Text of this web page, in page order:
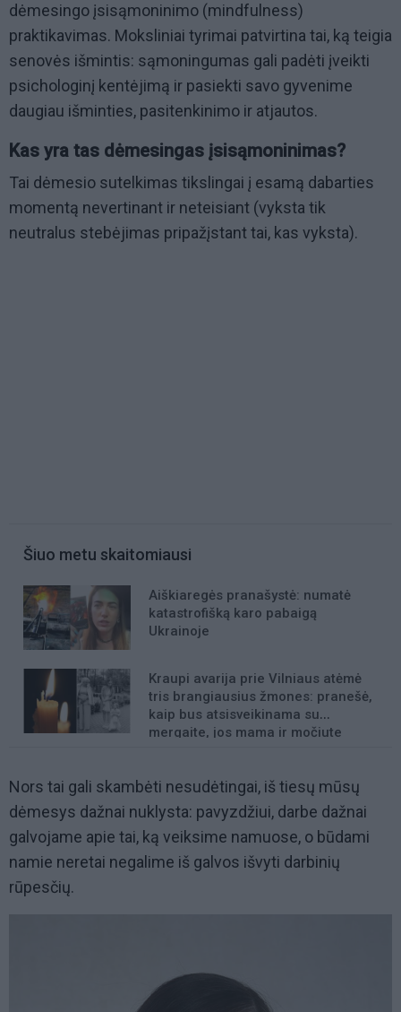
dėmesingo įsisąmoninimo (mindfulness)
praktikavimas. Moksliniai tyrimai patvirtina tai, ką teigia
senovės išmintis: sąmoningumas gali padėti įveikti
psichologinį kentėjimą ir pasiekti savo gyvenime
daugiau išminties, pasitenkinimo ir atjautos.
Kas yra tas dėmesingas įsisąmoninimas?
Tai dėmesio sutelkimas tikslingai į esamą dabarties
momentą nevertinant ir neteisiant (vyksta tik
neutralus stebėjimas pripažįstant tai, kas vyksta).
Šiuo metu skaitomiausi
Aiškiaregės pranašystė: numatė
katastrofišką karo pabaigą
Ukrainoje
Kraupi avarija prie Vilniaus atėmė
tris brangiausius žmones: pranešė,
kaip bus atsisveikinama su
mergaite, jos mama ir močiute
Nors tai gali skambėti nesudėtingai, iš tiesų mūsų
dėmesys dažnai nuklysta: pavyzdžiui, darbe dažnai
galvojame apie tai, ką veiksime namuose, o būdami
namie neretai negalime iš galvos išvyti darbinių
rūpesčių.